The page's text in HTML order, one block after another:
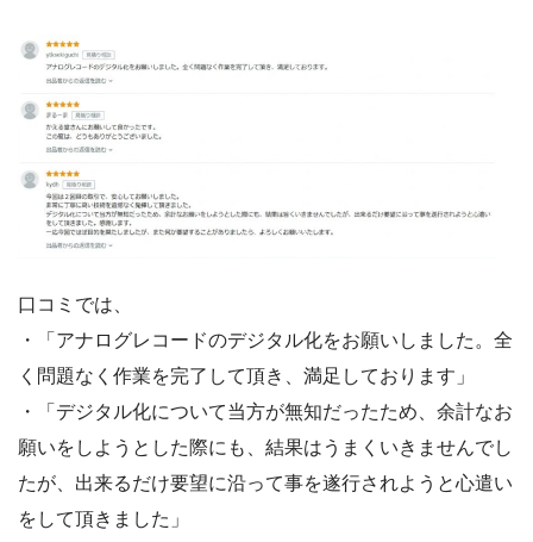
口コミでは、
・「アナログレコードのデジタル化をお願いしました。全
く問題なく作業を完了して頂き、満足しております」
・「デジタル化について当方が無知だったため、余計なお
願いをしようとした際にも、結果はうまくいきませんでし
たが、出来るだけ要望に沿って事を遂行されようと心遣い
をして頂きました」